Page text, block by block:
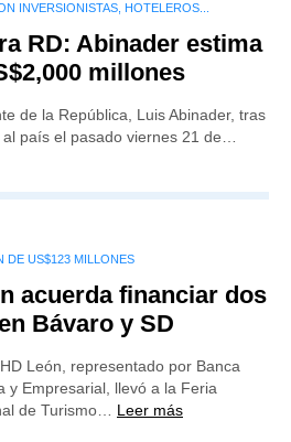
INVERSIONISTAS, HOTELEROS...
RD: Abinader estima
millones
de la República, Luis Abinader, tras
país el pasado viernes 21 de…
DE US$123 MILLONES
acuerda financiar dos
Bávaro y SD
León, representado por Banca
y Empresarial, llevó a la Feria
de Turismo… Leer más